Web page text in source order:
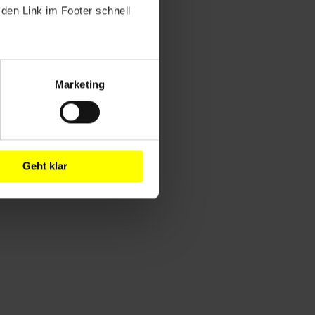
Link im Footer schnell
Marketing
Geht klar